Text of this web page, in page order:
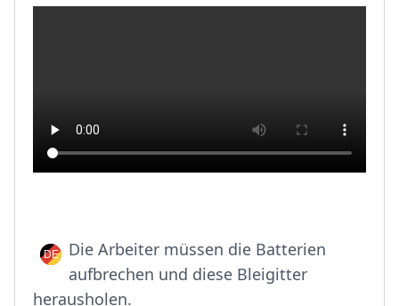
Die Arbeiter müssen die Batterien
aufbrechen und diese Bleigitter
herausholen.